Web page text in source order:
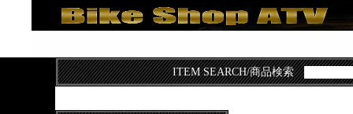
ITEM SEARCH/商品検索